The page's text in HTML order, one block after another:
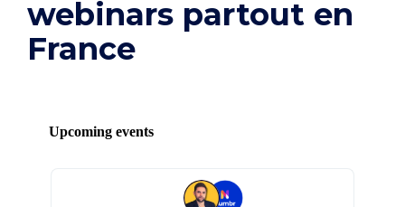
webinars partout en
France